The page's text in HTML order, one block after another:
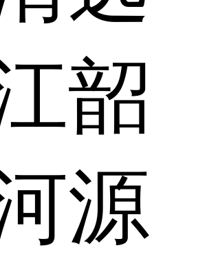
韶
源